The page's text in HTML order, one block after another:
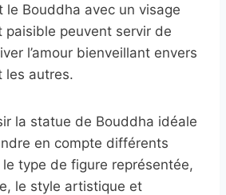
le Bouddha avec un visage
paisible peuvent servir de
l’amour bienveillant envers
les autres.
la statue de Bouddha idéale
en compte différents
type de figure représentée,
le style artistique et